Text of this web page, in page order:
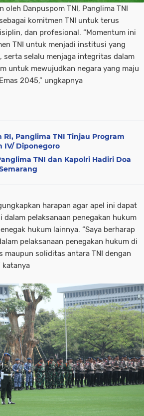
oleh Danpuspom TNI, Panglima TNI
komitmen TNI untuk terus
dan profesional. “Momentum ini
TNI untuk menjadi institusi yang
selalu menjaga integritas dalam
untuk mewujudkan negara yang maju
2045,” ungkapnya
Panglima TNI Tinjau Program
IV/ Diponegoro
TNI dan Kapolri Hadiri Doa
harapan agar apel ini dapat
dalam pelaksanaan penegakan hukum
hukum lainnya. “Saya berharap
pelaksanaan penegakan hukum di
soliditas antara TNI dengan
katanya